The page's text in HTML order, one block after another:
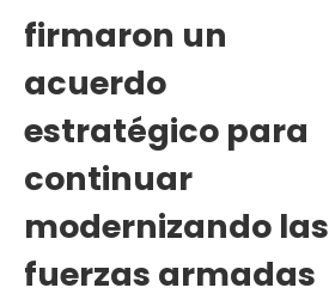
firmaron un
acuerdo
estratégico para
continuar
modernizando las
fuerzas armadas